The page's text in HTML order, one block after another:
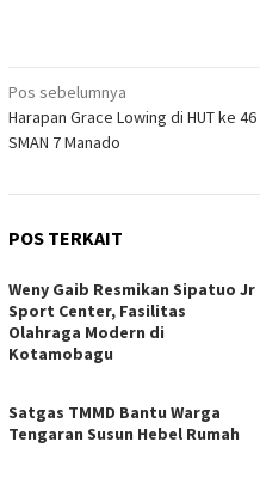
Navigasi
pos
Pos sebelumnya
Harapan Grace Lowing di HUT ke 46
SMAN 7 Manado
POS TERKAIT
Weny Gaib Resmikan Sipatuo Jr
Sport Center, Fasilitas
Olahraga Modern di
Kotamobagu
Satgas TMMD Bantu Warga
Tengaran Susun Hebel Rumah